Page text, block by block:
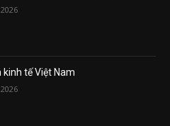
kinh tế Việt Nam